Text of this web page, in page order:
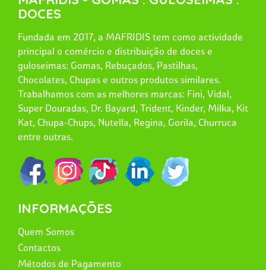
DOCES
Fundada em 2017, a MAFRIDIS tem como actividade
principal o comércio e distribuição de doces e
guloseimas: Gomas, Rebuçados, Pastilhas,
Chocolates, Chupas e outros produtos similares.
Trabalhamos com as melhores marcas: Fini, Vidal,
Super Douradas, Dr. Bayard, Trident, Kinder, Milka, Kit
Kat, Chupa-Chups, Nutella, Regina, Gorila, Churruca
entre outras.
INFORMAÇÕES
Quem Somos
Contactos
Métodos de Pagamento